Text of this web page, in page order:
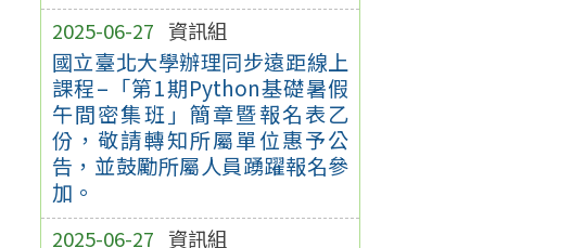
2025-06-27 資訊組
國立臺北大學辦理同步遠距線上
課程–「第1期Python基礎暑假
午間密集班」簡章暨報名表乙
份，敬請轉知所屬單位惠予公
告，並鼓勵所屬人員踴躍報名參
加。
2025-06-27 資訊組